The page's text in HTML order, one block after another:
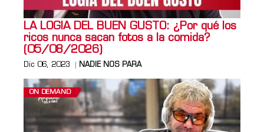
LA LOGIA DEL BUEN GUSTO: ¿Por qué los
ricos nunca sacan fotos a la comida?
(05/08/2026)
Dic 06, 2023 NADIE NOS PARA
ON DEMAND